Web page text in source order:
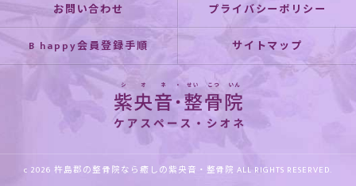
お問い合わせ プライバシーポリシー
B happy会員登録手順 サイトマップ
c 2026 杵島郡の整骨院なら癒しの紫央音・整骨院 ALL RIGHTS RESERVED.